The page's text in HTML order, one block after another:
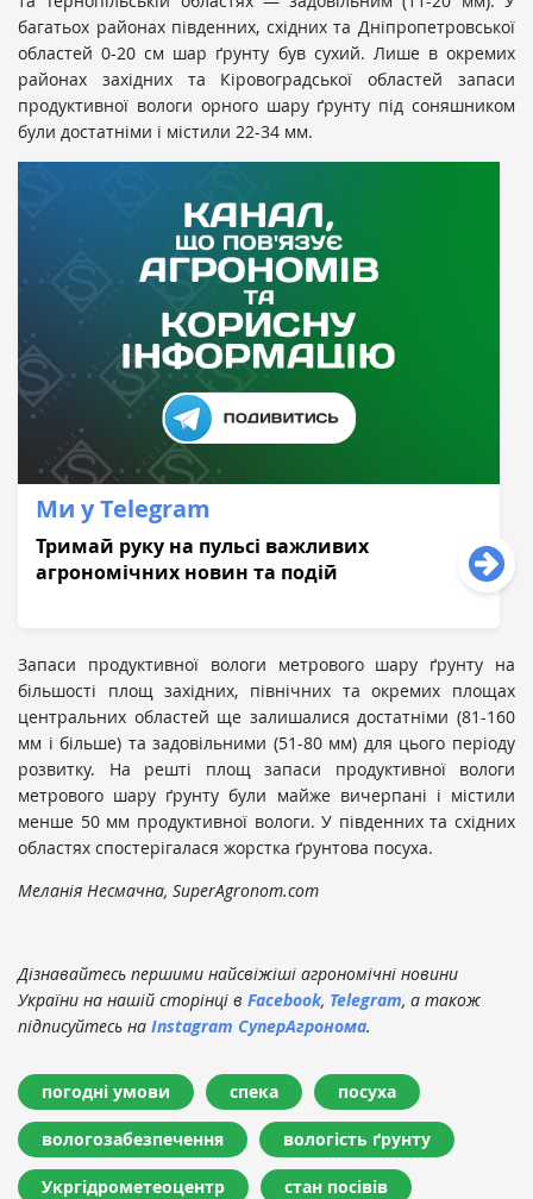
багатьох районах південних, східних та Дніпропетровської
областей 0-20 см шар ґрунту був сухий. Лише в окремих
районах західних та Кіровоградської областей запаси
продуктивної вологи орного шару ґрунту під соняшником
були достатніми і містили 22-34 мм.
Ми у Telegram
Тримай руку на пульсі важливих
агрономічних новин та подій
Запаси продуктивної вологи метрового шару ґрунту на
більшості площ західних, північних та окремих площах
центральних областей ще залишалися достатніми (81-160
мм і більше) та задовільними (51-80 мм) для цього періоду
розвитку. На решті площ запаси продуктивної вологи
метрового шару ґрунту були майже вичерпані і містили
менше 50 мм продуктивної вологи. У південних та східних
областях спостерігалася жорстка ґрунтова посуха.
Меланія Несмачна, SuperAgronom.com
Дізнавайтесь першими найсвіжіші агрономічні новини
України на нашій сторінці в Facebook, Telegram, а також
підписуйтесь на Instagram СуперАгронома.
погодні умови спека посуха
вологозабезпечення вологість ґрунту
Укргідрометеоцентр стан посівів